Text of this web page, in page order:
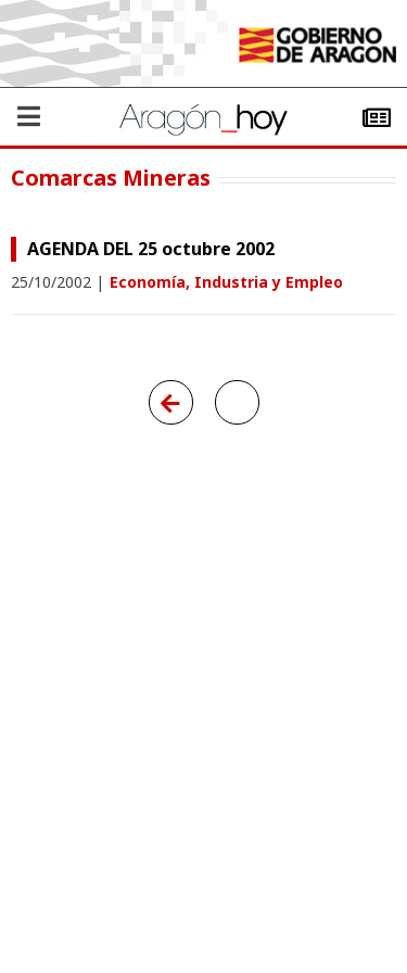
Comarcas Mineras
AGENDA DEL 25 octubre 2002
25/10/2002 | Economía, Industria y Empleo